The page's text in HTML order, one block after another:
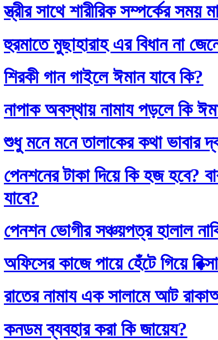
স্ত্রীর সাথে শারীরিক সম্পর্কের
হুরমাতে মুছাহারাহ এর বিধান না
শিরকী গান গাইলে ঈমান যাবে কি?
নাপাক অবস্থায় নামায পড়লে কি
শুধু মনে মনে তালাকের কথা ভাবার
পেনশনের টাকা দিয়ে কি হজ হবে?
যাবে?
পেনশন ভোগীর সঞ্চয়পত্র হালাল
অফিসের কাজে পায়ে হেঁটে গিয়ে
রাতের নামায এক সালামে আট
কনডম ব্যবহার করা কি জায়েয?